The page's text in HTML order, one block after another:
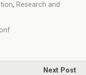
, Research and
Next Post